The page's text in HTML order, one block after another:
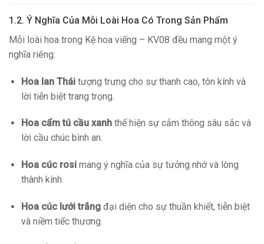
1.2. Ý Nghĩa Của Mỗi Loài Hoa Có Trong Sản Phẩm
Mỗi loài hoa trong Kệ hoa viếng – KV08 đều mang một ý
nghĩa riêng:
Hoa lan Tháitượng trưng cho sự thanh cao, tôn kính và
lời tiễn biệt trang trọng.
Hoa cẩm tú cầu xanhthể hiện sự cảm thông sâu sắc và
lời cầu chúc bình an.
Hoa cúc rosimang ý nghĩa của sự tưởng nhớ và lòng
thành kính.
Hoa cúc lưới trắngđại diện cho sự thuần khiết, tiễn biệt
và niềm tiếc thương.